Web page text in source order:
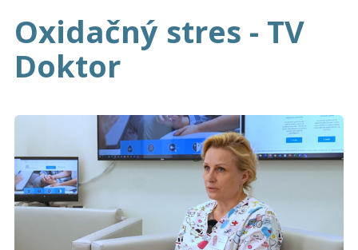
Oxidačný stres - TV
Doktor